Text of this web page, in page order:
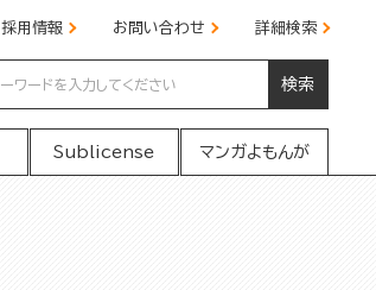
採用情報 お問い合わせ 詳細検索
検索
Sublicense マンガよもんが